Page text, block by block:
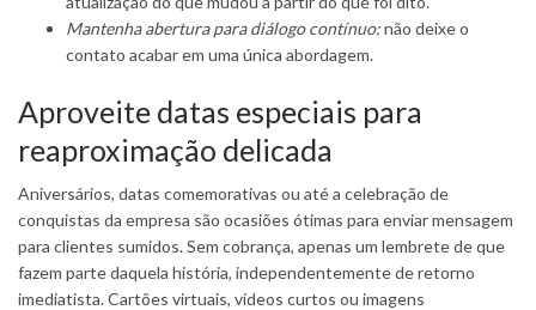
Mantenha abertura para diálogo contínuo:não deixe o
contato acabar em uma única abordagem.
Aproveite datas especiais para
reaproximação delicada
Aniversários, datas comemorativas ou até a celebração de
conquistas da empresa são ocasiões ótimas para enviar mensagem
para clientes sumidos. Sem cobrança, apenas um lembrete de que
fazem parte daquela história, independentemente de retorno
imediatista. Cartões virtuais, vídeos curtos ou imagens